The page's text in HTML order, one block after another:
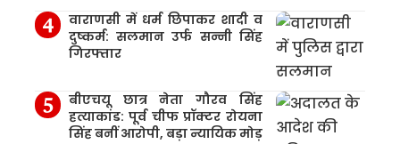
वाराणसी में धर्म छिपाकर शादी व
दुष्कर्म: सलमान उर्फ सन्नी सिंह
गिरफ्तार
बीएचयू छात्र नेता गौरव सिंह
हत्याकांड: पूर्व चीफ प्रॉक्टर रोयना
सिंह बनीं आरोपी, बड़ा न्यायिक मोड़